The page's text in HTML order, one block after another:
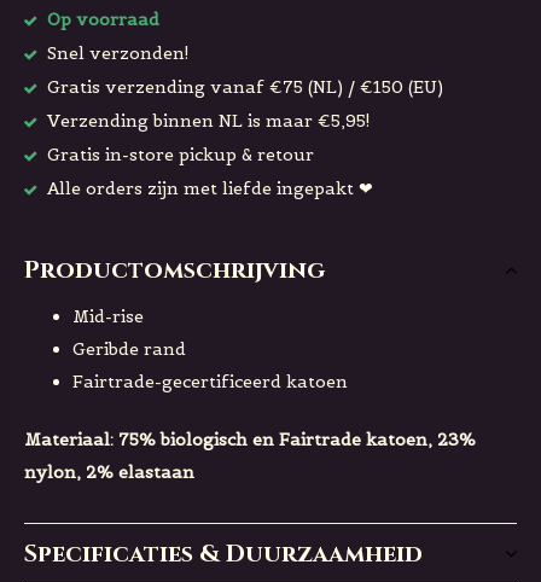
Op voorraad
Snel verzonden!
Gratis verzending vanaf €75 (NL) / €150 (EU)
Verzending binnen NL is maar €5,95!
Gratis in-store pickup & retour
Alle orders zijn met liefde ingepakt ❤
Productomschrijving
Mid-rise
Geribde rand
Fairtrade-gecertificeerd katoen
Materiaal: 75% biologisch en Fairtrade katoen, 23%
nylon, 2% elastaan
Specificaties & Duurzaamheid